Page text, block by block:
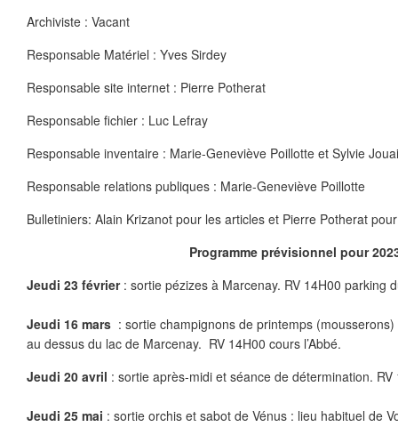
Archiviste : Vacant
Responsable Matériel : Yves Sirdey
Responsable site internet : Pierre Potherat
Responsable fichier : Luc Lefray
Responsable inventaire : Marie-Geneviève Poillotte et Sylvie
Responsable relations publiques : Marie-Geneviève Poillotte
Bulletiniers: Alain Krizanot pour les articles et Pierre Potherat pour
Programme prévisionnel pour
Jeudi 23 février: sortie pézizes à Marcenay. RV 14H00 parking
Jeudi 16 mars : sortie champignons de printemps
au dessus du lac de Marcenay. RV 14H00 cours l’Abbé.
Jeudi 20 avril : sortie après-midi et séance de détermination. RV
Jeudi 25 mai : sortie orchis et sabot de Vénus : lieu habituel de